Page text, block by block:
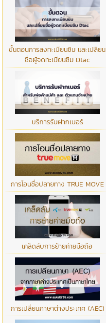
ขั้นตอนการลงทะเบียนซิม และเปลี่ยน
ชื่อผู้จดทะเบียนซิม Dtac
บริการรับฝากเบอร์
การโอนชื่อปลายทาง TRUE MOVE
เคล็ดลับการย้ายค่ายมือถือ
การเปลี่ยนภาษาต่างประเทศ (AEC)